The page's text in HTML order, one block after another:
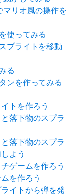
リオ風の操作を
使ってみる
プライトを移動
る
ンを作ってみる
トを作ろう
落下物のスプラ
落下物のスプラ
よう
ゲームを作ろう
を作ろう
イトから弾を発